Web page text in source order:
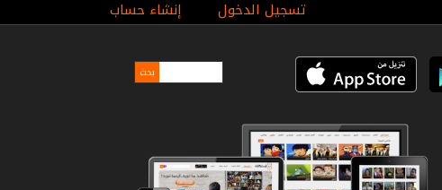
تسجيل الدخول إنشاء حساب